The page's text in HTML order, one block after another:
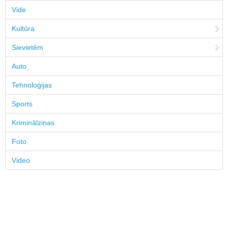
Vide
Kultūra
Sievietēm
Auto
Tehnoloģijas
Sports
Kriminālziņas
Foto
Video